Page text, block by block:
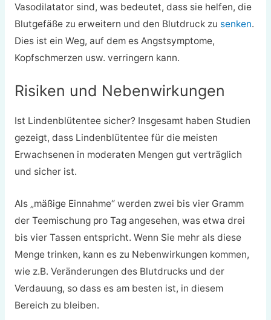
Vasodilatator sind, was bedeutet, dass sie helfen, die
Blutgefäße zu erweitern und den Blutdruck zu senken.
Dies ist ein Weg, auf dem es Angstsymptome,
Kopfschmerzen usw. verringern kann.
Risiken und Nebenwirkungen
Ist Lindenblütentee sicher? Insgesamt haben Studien
gezeigt, dass Lindenblütentee für die meisten
Erwachsenen in moderaten Mengen gut verträglich
und sicher ist.
Als „mäßige Einnahme“ werden zwei bis vier Gramm
der Teemischung pro Tag angesehen, was etwa drei
bis vier Tassen entspricht. Wenn Sie mehr als diese
Menge trinken, kann es zu Nebenwirkungen kommen,
wie z.B. Veränderungen des Blutdrucks und der
Verdauung, so dass es am besten ist, in diesem
Bereich zu bleiben.